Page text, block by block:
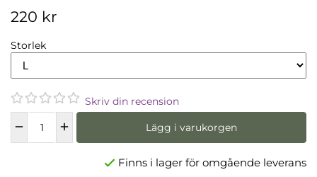
220 kr
Storlek
Skriv din recension
Lägg i varukorgen
Finns i lager för omgående leverans